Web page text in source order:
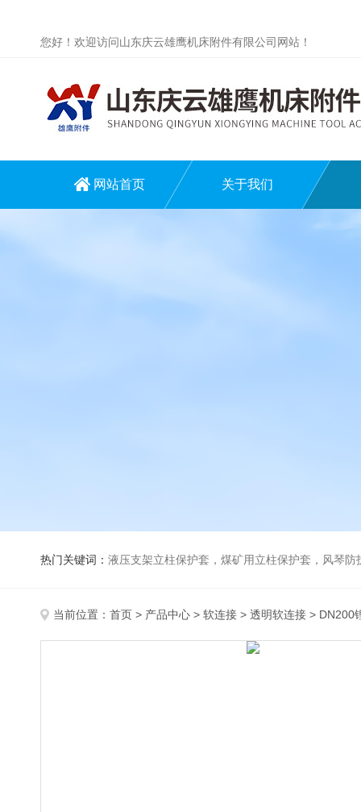
您好！欢迎访问山东庆云雄鹰机床附件有限公司网站！
网站首页 关于我们
热门关键词： 液压支架立柱保护套，煤矿用立柱保护套，风琴
当前位置： 首页 > 产品中心 > 软连接 > 透明软连接 > DN200